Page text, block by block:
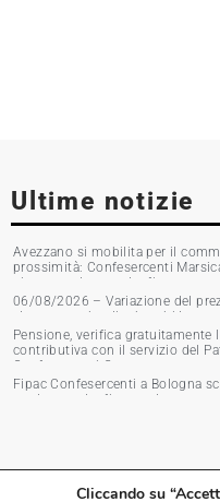
Ultime notizie
Avezzano si mobilita per il
prossimità: Confesercenti
piazza per la raccolta firme
06/08/2026 – Variazione del
alcune marche di tabacchi
Pensione, verifica gratuitamente
contributiva con il servizio del
Confesercenti Grosseto
Fipac Confesercenti a Bologna
per la raccolta firme sul
Cliccando su